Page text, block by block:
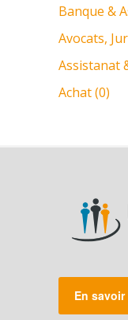
Banque &
Avocats,
Assistanat
Achat (0)
En